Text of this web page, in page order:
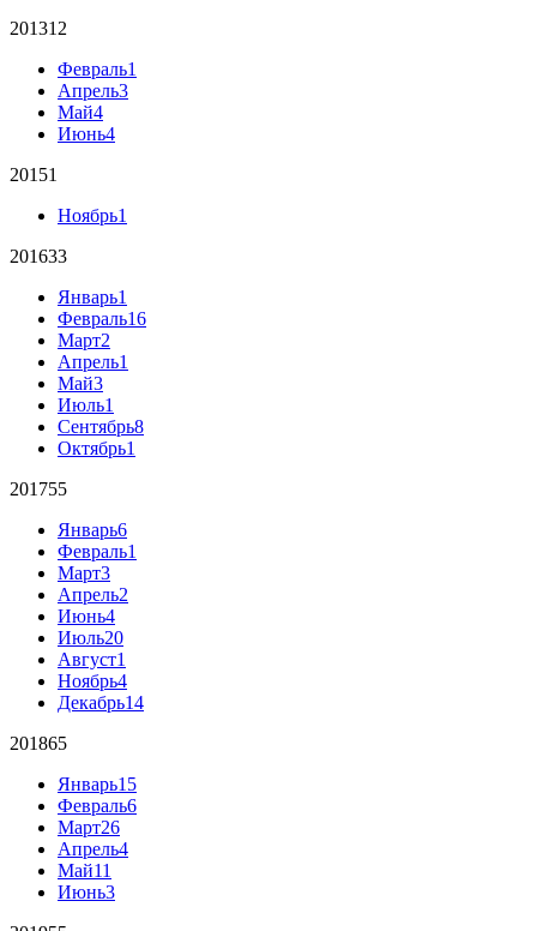
201312
Февраль1
Апрель3
Май4
Июнь4
20151
Ноябрь1
201633
Январь1
Февраль16
Март2
Апрель1
Май3
Июль1
Сентябрь8
Октябрь1
201755
Январь6
Февраль1
Март3
Апрель2
Июнь4
Июль20
Август1
Ноябрь4
Декабрь14
201865
Январь15
Февраль6
Март26
Апрель4
Май11
Июнь3